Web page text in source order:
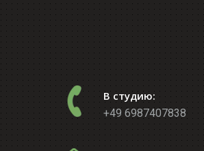
В студию:
+49 6987407838